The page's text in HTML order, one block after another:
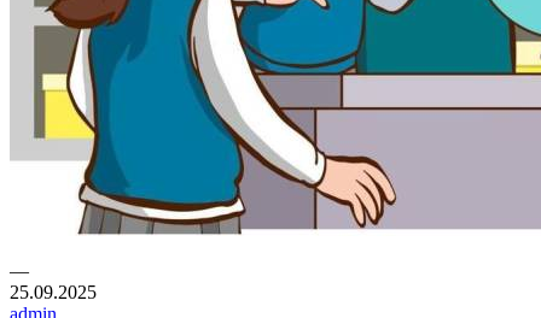
—
25.09.2025
admin